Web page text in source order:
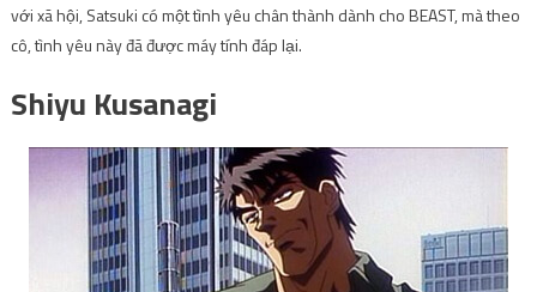
với xã hội, Satsuki có một tình yêu chân thành dành cho BEAST, mà theo
cô, tình yêu này đã được máy tính đáp lại.
Shiyu Kusanagi